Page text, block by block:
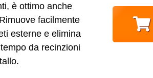
è ottimo anche
facilmente
esterne e elimina
da recinzioni